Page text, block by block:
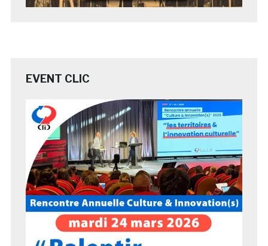
EVENT CLIC